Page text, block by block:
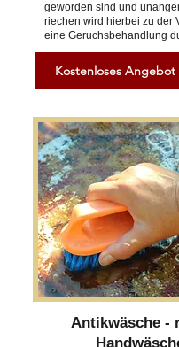
geworden sind und
riechen wird hierbei zu der
eine Geruchsbehandlung
Kostenloses
Antikwäsche -